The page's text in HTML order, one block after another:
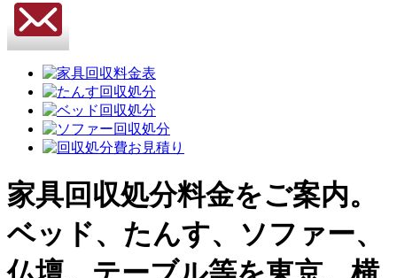
家具回収処分料金をご案内。
ベッド、たんす、ソファー、